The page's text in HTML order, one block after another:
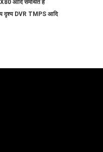
आदि समर्थित हैं
दृश्य DVR TMPS आदि